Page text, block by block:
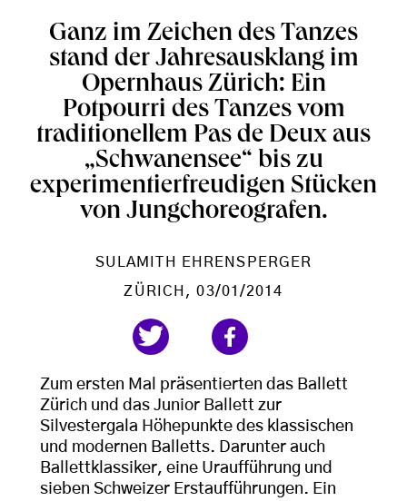
Ganz im Zeichen des Tanzes
stand der Jahresausklang im
Opernhaus Zürich: Ein
Potpourri des Tanzes vom
traditionellem Pas de Deux aus
„Schwanensee“ bis zu
experimentierfreudigen Stücken
von Jungchoreografen.
SULAMITH EHRENSPERGER
ZÜRICH , 03/01/2014
Zum ersten Mal präsentierten das Ballett
Zürich und das Junior Ballett zur
Silvestergala Höhepunkte des klassischen
und modernen Balletts. Darunter auch
Ballettklassiker, eine Uraufführung und
sieben Schweizer Erstaufführungen. Ein